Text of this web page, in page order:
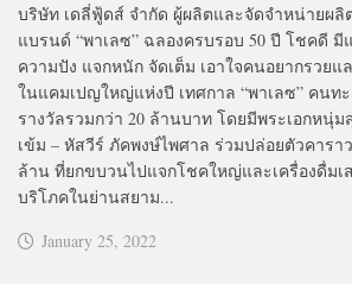
บริษัท เดลี่ฟู้ดส์ จำกัด ผู้ผลิตและจัดจำหน่าย
แบรนด์ “พาเลซ” ฉลองครบรอบ 50 ปี โชคดี มี
ความปัง แจกหนัก จัดเต็ม เอาใจคนอยากรวยแ
ในแคมเปญใหญ่แห่งปี เทศกาล “พาเลซ” คนท
รางวัลรวมกว่า 20 ล้านบาท โดยมีพระเอกหนุ่
เข้ม – หัสวีร์ ภัคพงษ์ไพศาล ร่วมปล่อยตัวคาร
ล้าน ที่ยกขบวนไปแจกโชคใหญ่และเครื่องดื่มเ
บริโภคในย่านสยาม...
January 25, 2022